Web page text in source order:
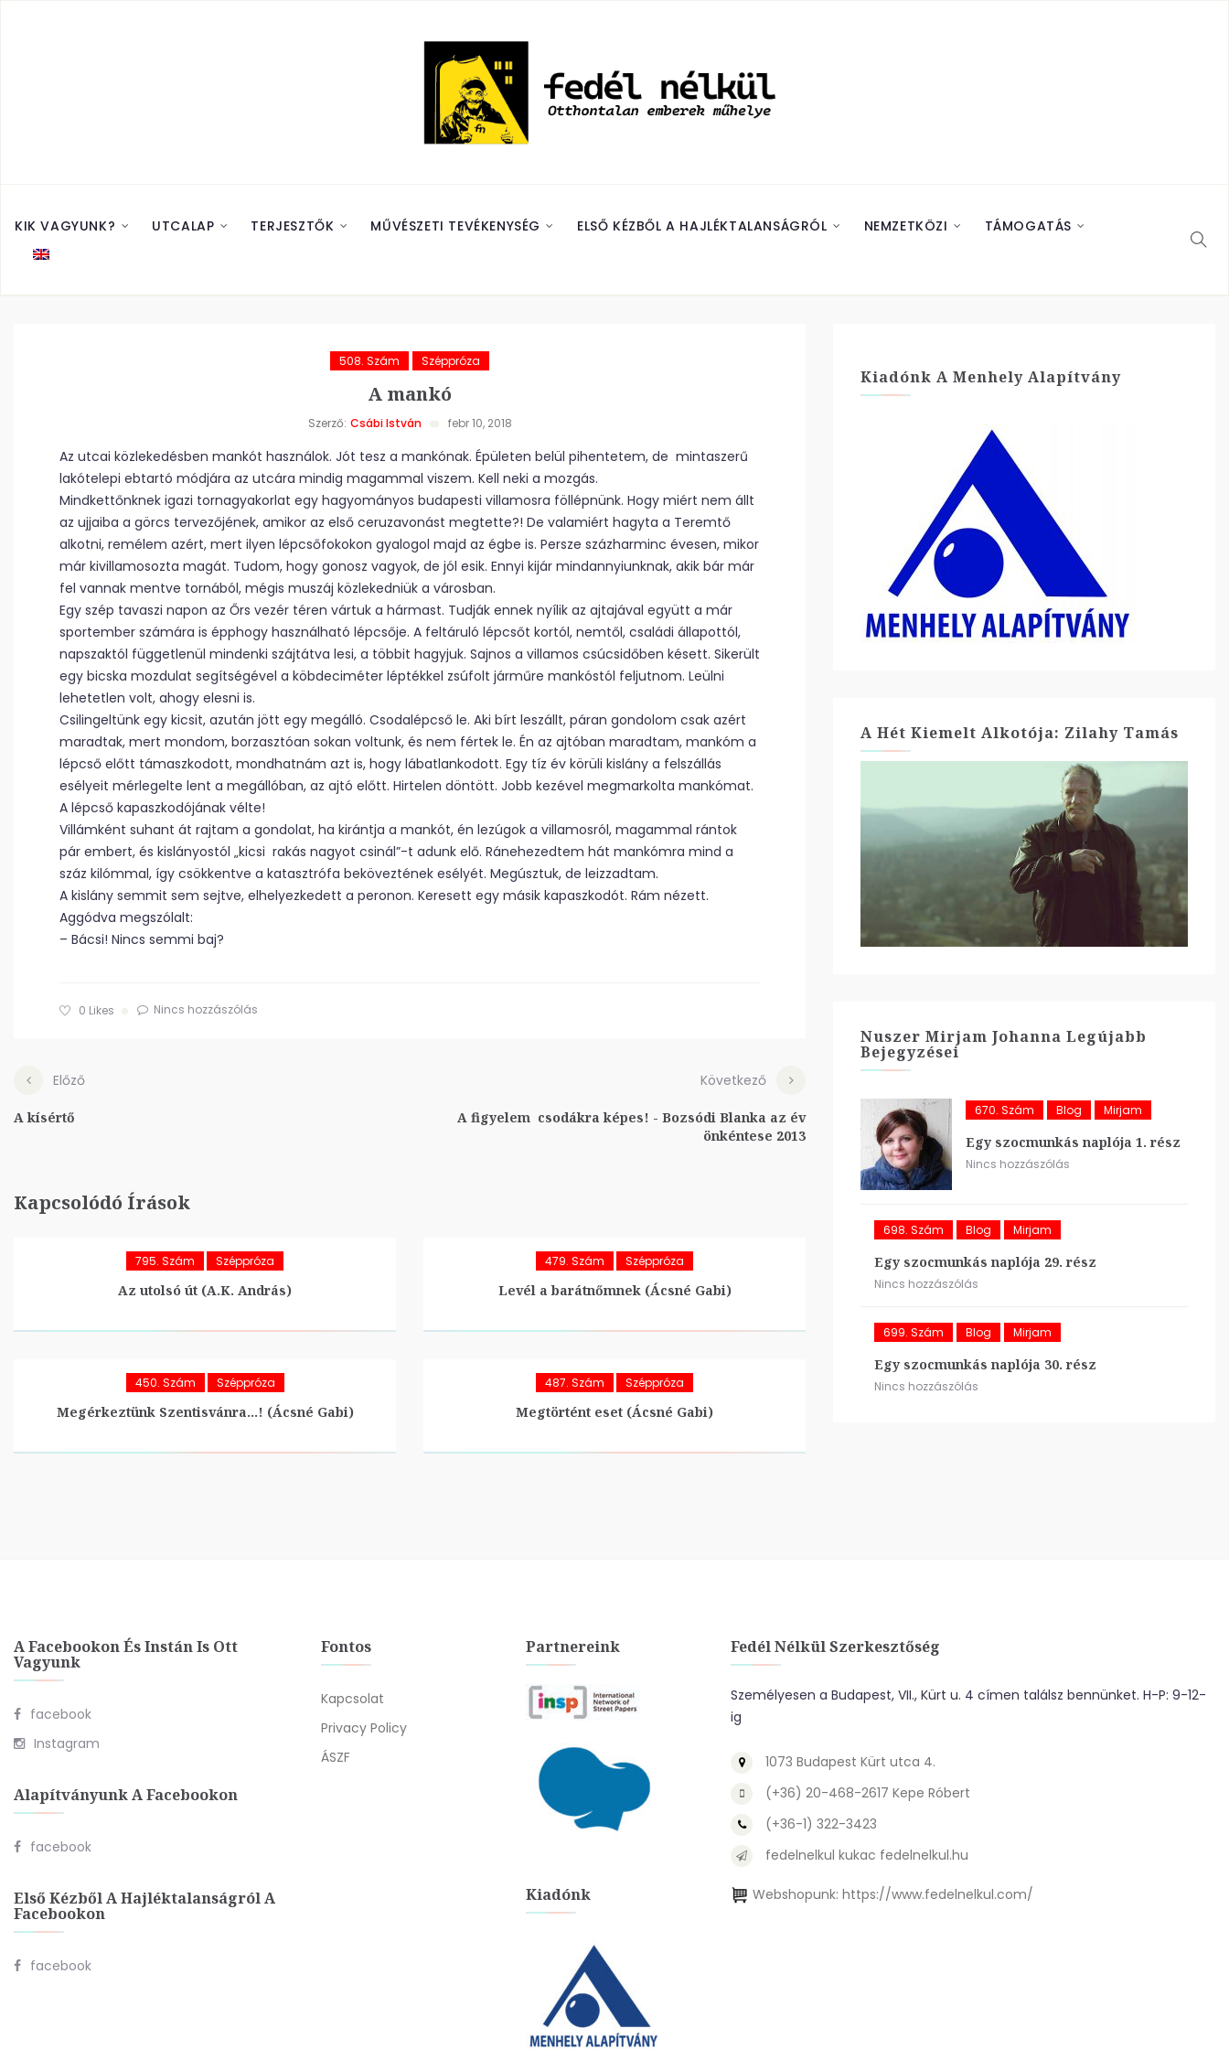
KIK VAGYUNK? UTCALAP TERJESZTŐK MŰVÉSZETI TEVÉKENYSÉG ELSŐ KÉZBŐL A HAJLÉKTALANSÁGRÓL NEMZETKÖZI TÁMOGATÁS
508. Szám Széppróza
A mankó
Szerző: Csábi István febr 10, 2018
Az utcai közlekedésben mankót használok. Jót tesz a mankónak. Épületen belül pihentetem, de mintaszerű
lakótelepi ebtartó módjára az utcára mindig magammal viszem. Kell neki a mozgás.
Mindkettőnknek igazi tornagyakorlat egy hagyományos budapesti villamosra föllépnünk. Hogy miért nem állt
az ujjaiba a görcs tervezőjének, amikor az első ceruzavonást megtette?! De valamiért hagyta a Teremtő
alkotni, remélem azért, mert ilyen lépcsőfokokon gyalogol majd az égbe is. Persze százharminc évesen, mikor
már kivillamosozta magát. Tudom, hogy gonosz vagyok, de jól esik. Ennyi kijár mindannyiunknak, akik bár már
fel vannak mentve tornából, mégis muszáj közlekedniük a városban.
Egy szép tavaszi napon az Őrs vezér téren vártuk a hármast. Tudják ennek nyílik az ajtajával együtt a már
sportember számára is épphogy használható lépcsője. A feltáruló lépcsőt kortól, nemtől, családi állapottól,
napszaktól függetlenül mindenki szájtátva lesi, a többit hagyjuk. Sajnos a villamos csúcsidőben késett. Sikerült
egy bicska mozdulat segítségével a köbdeciméter léptékkel zsúfolt járműre mankóstól feljutnom. Leülni
lehetetlen volt, ahogy elesni is.
Csilingeltünk egy kicsit, azután jött egy megálló. Csodalépcső le. Aki bírt leszállt, páran gondolom csak azért
maradtak, mert mondom, borzasztóan sokan voltunk, és nem fértek le. Én az ajtóban maradtam, mankóm a
lépcső előtt támaszkodott, mondhatnám azt is, hogy lábatlankodott. Egy tíz év körüli kislány a felszállás
esélyeit mérlegelte lent a megállóban, az ajtó előtt. Hirtelen döntött. Jobb kezével megmarkolta mankómat.
A lépcső kapaszkodójának vélte!
Villámként suhant át rajtam a gondolat, ha kirántja a mankót, én lezúgok a villamosról, magammal rántok
pár embert, és kislányostól „kicsi rakás nagyot csinál”-t adunk elő. Ránehezedtem hát mankómra mind a
száz kilómmal, így csökkentve a katasztrófa beköveztének esélyét. Megúsztuk, de leizzadtam.
A kislány semmit sem sejtve, elhelyezkedett a peronon. Keresett egy másik kapaszkodót. Rám nézett.
Aggódva megszólalt:
– Bácsi! Nincs semmi baj?
0 Likes Nincs hozzászólás
Előző
A kísértő
Következő
A figyelem csodákra képes! - Bozsódi Blanka az év
önkéntese 2013
Kapcsolódó Írások
795. Szám Széppróza
Az utolsó út (A.K. András)
479. Szám Széppróza
Levél a barátnőmnek (Ácsné Gabi)
450. Szám Széppróza
Megérkeztünk Szentisvánra…! (Ácsné Gabi)
487. Szám Széppróza
Megtörtént eset (Ácsné Gabi)
Kiadónk A Menhely Alapítvány
A Hét Kiemelt Alkotója: Zilahy Tamás
Nuszer Mirjam Johanna Legújabb
Bejegyzései
670. Szám Blog Mirjam
Egy szocmunkás naplója 1. rész
Nincs hozzászólás
698. Szám Blog Mirjam
Egy szocmunkás naplója 29. rész
Nincs hozzászólás
699. Szám Blog Mirjam
Egy szocmunkás naplója 30. rész
Nincs hozzászólás
A Facebookon És Instán Is Ott
Vagyunk
facebook
Instagram
Alapítványunk A Facebookon
facebook
Első Kézből A Hajléktalanságról A
Facebookon
facebook
Fontos
Kapcsolat
Privacy Policy
ÁSZF
Partnereink
Kiadónk
Fedél Nélkül Szerkesztőség
Személyesen a Budapest, VII., Kürt u. 4 címen találsz bennünket. H-P: 9-12-
ig
1073 Budapest Kürt utca 4.
(+36) 20-468-2617 Kepe Róbert
(+36-1) 322-3423
fedelnelkul kukac fedelnelkul.hu
Webshopunk: https://www.fedelnelkul.com/